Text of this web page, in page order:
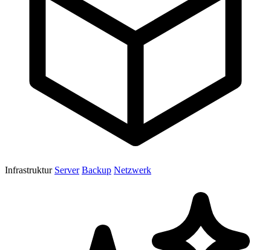
Infrastruktur Server Backup Netzwerk